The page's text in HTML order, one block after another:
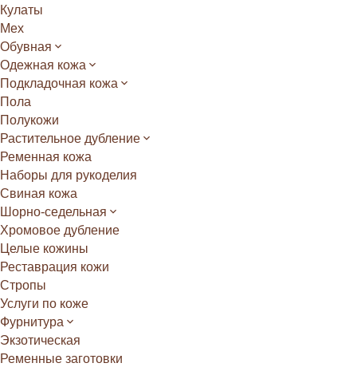
Кулаты
Мех
Обувная
Одежная кожа
Подкладочная кожа
Пола
Полукожи
Растительное дубление
Ременная кожа
Наборы для рукоделия
Свиная кожа
Шорно-седельная
Хромовое дубление
Целые кожины
Реставрация кожи
Стропы
Услуги по коже
Фурнитура
Экзотическая
Ременные заготовки